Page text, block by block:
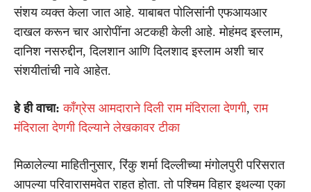
संशय व्यक्त केला जात आहे. याबाबत पोलिसांनी एफआयआर
दाखल करून चार आरोपींना अटकही केली आहे. मोहंमद इस्लाम,
दानिश नसरुद्दीन, दिलशान आणि दिलशाद इस्लाम अशी चार
संशयीतांची नावे आहेत.
हे ही वाचा: काँग्रेस आमदाराने दिली राम मंदिराला देणगी,राम
मंदिराला देणगी दिल्याने लेखकावर टीका
मिळालेल्या माहितीनुसार, रिंकु शर्मा दिल्लीच्या मंगोलपुरी परिसरात
आपल्या परिवारासमवेत राहत होता. तो पश्चिम विहार इथल्या एका